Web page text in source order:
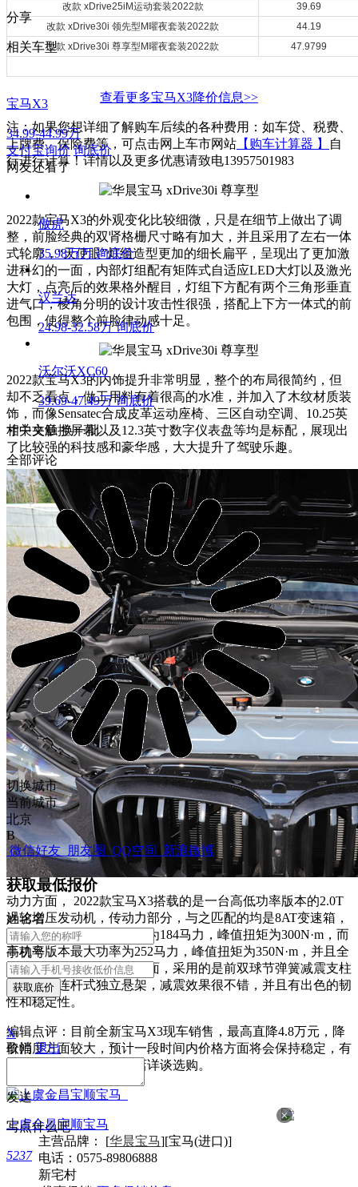
改款 xDrive25iM运动套装2022款
39.69
改款 xDrive30i 领先型M曜夜套装2022款
44.19
改款 xDrive30i 尊享型M曜夜套装2022款
47.9799
查看更多宝马X3降价信息>>
注：如果您想详细了解购车后续的各种费用：如车贷、税费、
上牌费、保险费等，可点击网上车市网站 【购车计算器 】
自
行进行计算！详情以及更多优惠请致电13957501983
2022款宝马X3的外观变化比较细微，只是在细节上做出了调
整，前脸经典的双肾格栅尺寸略有加大，并且采用了左右一体
式轮廓，“天使眼”灯组造型更加的细长扁平，呈现出了更加激
进科幻的一面，内部灯组配有矩阵式自适应LED大灯以及激光
大灯，点亮后的效果格外醒目，灯组下方配有两个三角形垂直
进气口，棱角分明的设计攻击性很强，搭配上下方一体式的前
包围，使得整个前脸律动感十足。
2022款宝马X3的内饰提升非常明显，整个的布局很简约，但
却不乏看点，做工用料有着很高的水准，并加入了木纹材质装
饰，而像Sensatec合成皮革运动座椅、三区自动空调、10.25英
寸中央触控屏幕以及12.3英寸数字仪表盘等均是标配，展现出
了比较强的科技感和豪华感，大大提升了驾驶乐趣。
动力方面， 2022款宝马X3搭载的是一台高低功率版本的2.0T
涡轮增压发动机，传动力部分，与之匹配的均是8AT变速箱，
其中低功率版本最大功率为184马力，峰值扭矩为300N·m，而
高功率版本最大功率为252马力，峰值扭矩为350N·m，并且全
系均为四驱系统；底盘方面，采用的是前双球节弹簧减震支柱
以及后多连杆式独立悬架，减震效果很不错，并且有出色的韧
性和稳定性。
编辑点评：目前全新宝马X3现车销售，最高直降4.8万元，降
价幅度方面较大，预计一段时间内价格方面将会保持稳定，有
购车意向的朋友不妨到店详谈选购。
上虞金昌宝顺宝马
主营品牌： [华晨宝马][宝马(进口)]
电话： 0575-89806888
新宅村
分享
相关车型
宝马X3
34.99-44.99万
支付宝询价 询底价
网友还看了
傲虎
35.98万万 询底价
汉兰达
24.98-32.58万 询底价
沃尔沃XC60
39.69-47.49万 询底价
相关文章换一批
全部评论
切换城市
当前城市
北京
B
微信好友 朋友圈 QQ空间 新浪微博
获取最低报价
姓名名
手机号
获取底价
X
取消 退出
发送
写点什么吧
5237
×